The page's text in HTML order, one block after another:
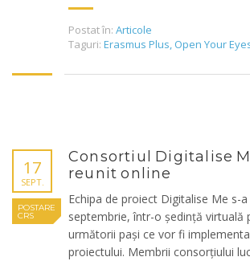
Postat în: Articole
Taguri: Erasmus Plus, Open Your
17
SEPT.
POSTARE
CRS
Consortiul Digitalise
reunit online
Echipa de proiect Digitalise Me s-
septembrie, într-o ședință virtuală
următorii pași ce vor fi
proiectului. Membrii consorțiului